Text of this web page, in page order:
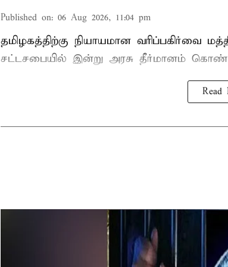
Published on: 06 Aug 2026, 11:04 pm
தமிழகத்திற்கு நியாயமான வரிப்பகிர்வை
சட்டசபையில் இன்று அரசு தீர்மானம் கொண்டு
Read